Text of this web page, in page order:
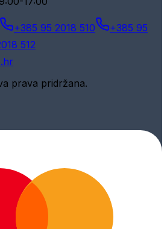
+385 95 2018 510
+385 95
512
prava pridržana.